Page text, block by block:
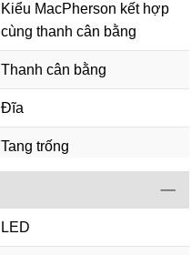
Kiểu MacPherson kết hợp
cùng thanh cân bằng
Thanh cân bằng
Đĩa
Tang trống
LED